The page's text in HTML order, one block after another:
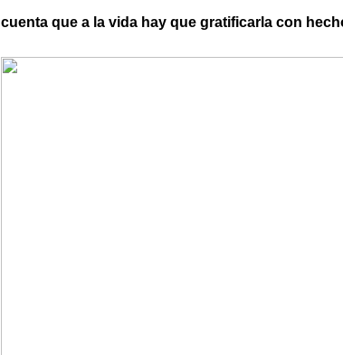
cuenta que a la vida hay que gratificarla con